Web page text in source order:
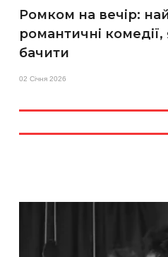
Ромком на вечір:
романтичні
бачити
02 Січня 2026